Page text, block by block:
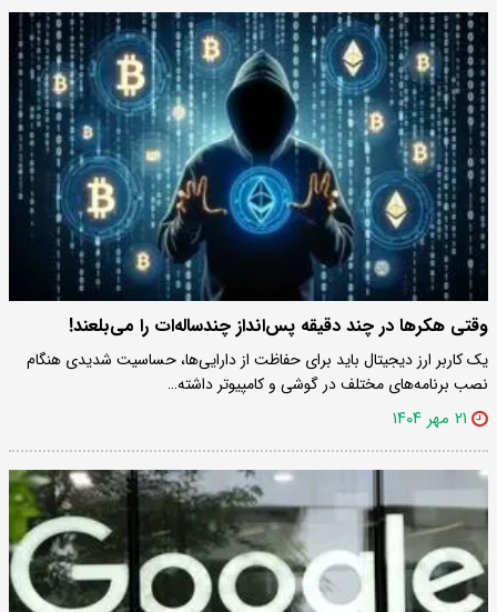
وقتی هکرها در چند دقیقه پس‌انداز چندساله‌ات را می‌بلعند!
یک کاربر ارز دیجیتال باید برای حفاظت از دارایی‌ها،‌ حساسیت شدیدی هنگام
نصب برنامه‌های مختلف در گوشی و کامپیوتر داشته…
۲۱ مهر ۱۴۰۴